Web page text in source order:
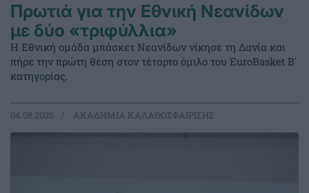
Πρωτιά για την Εθνική Νεανίδων
με δύο «τριφύλλια»
Η Εθνική ομάδα μπάσκετ Νεανίδων νίκησε τη Δανία και
πήρε την πρώτη θέση στον τέταρτο όμιλο του EuroBasket Β'
κατηγορίας.
04.08.2026 ΑΚΑΔΗΜΙΑ ΚΑΛΑΘΟΣΦΑΙΡΙΣΗΣ